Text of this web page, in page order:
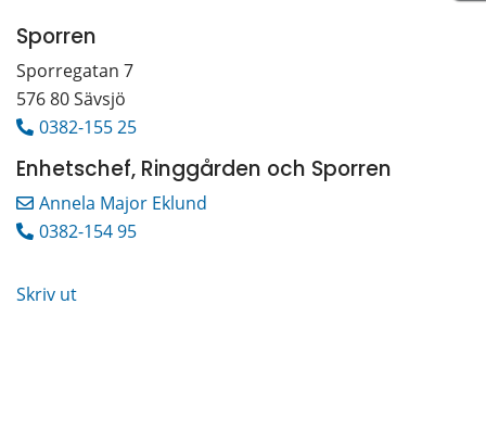
Sporren
Sporregatan 7
576 80 Sävsjö
0382-155 25
Enhetschef, Ringgården och Sporren
Annela Major Eklund
0382-154 95
Skriv ut